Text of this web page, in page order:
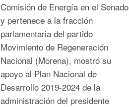
Comisión de Energía en el Senado
y pertenece a la fracción
parlamentaria del partido
Movimiento de Regeneración
Nacional (Morena), mostró su
apoyo al Plan Nacional de
Desarrollo 2019-2024 de la
administración del presidente